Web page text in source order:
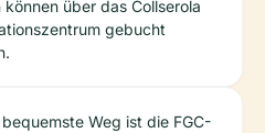
können über das Collserola
gebucht
bequemste Weg ist die FGC-